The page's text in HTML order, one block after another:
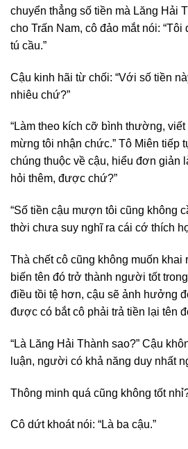
chuyển thẳng số tiền mà Lăng Hải
cho Trấn Nam, cô đảo mắt nói:
tú cầu.”
Cậu kinh hãi từ chối: “Với số tiền
nhiêu chứ?”
“Làm theo kích cỡ bình thường,
mừng tôi nhận chức.” Tô Miên tiếp
chúng thuộc về cậu, hiểu đơn giản
hỏi thêm, được chứ?”
“Số tiền cậu mượn tôi cũng không
thời chưa suy nghĩ ra cái cớ thích
Thà chết cô cũng không muốn khai
biến tên đó trở thành người tốt
điều tồi tệ hơn, cậu sẽ ảnh hưởng
được có bắt cô phải trả tiền lại tên
“Là Lăng Hải Thành sao?” Cậu
luận, người có khả năng duy nhất
Thông minh quá cũng không tốt
Cô dứt khoát nói: “Là ba cậu.”